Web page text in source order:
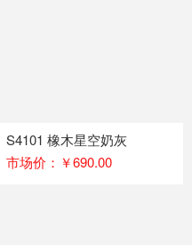
S4101 橡木星空奶灰
市场价：￥690.00